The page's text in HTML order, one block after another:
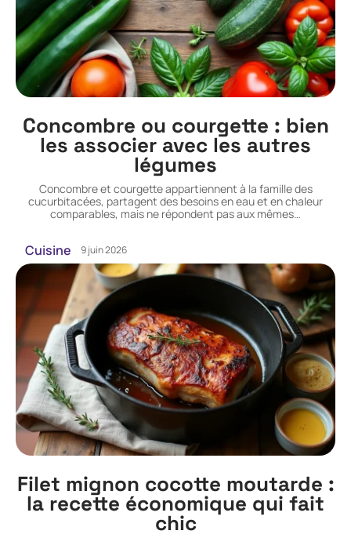
Concombre ou courgette : bien
les associer avec les autres
légumes
Concombre et courgette appartiennent à la famille des
cucurbitacées, partagent des besoins en eau et en chaleur
comparables, mais ne répondent pas aux mêmes…
Cuisine 9 juin 2026
Filet mignon cocotte moutarde :
la recette économique qui fait
chic